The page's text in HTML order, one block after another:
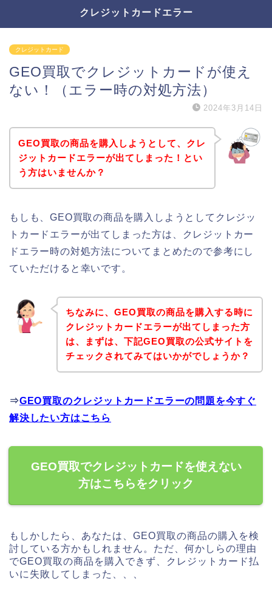
クレジットカードエラー
クレジットカード
GEO買取でクレジットカードが使え
ない！（エラー時の対処方法）
2024年3月14日
GEO買取の商品を購入しようとして、クレ
ジットカードエラーが出てしまった！とい
う方はいませんか？
もしも、GEO買取の商品を購入しようとしてクレジッ
トカードエラーが出てしまった方は、クレジットカー
ドエラー時の対処方法についてまとめたので参考にし
ていただけると幸いです。
ちなみに、GEO買取の商品を購入する時に
クレジットカードエラーが出てしまった方
は、まずは、下記GEO買取の公式サイトを
チェックされてみてはいかがでしょうか？
⇒GEO買取のクレジットカードエラーの問題を今すぐ
解決したい方はこちら
GEO買取でクレジットカードを使えない
方はこちらをクリック
もしかしたら、あなたは、GEO買取の商品の購入を検
討している方かもしれません。ただ、何かしらの理由
でGEO買取の商品を購入できず、クレジットカード払
いに失敗してしまった、、、